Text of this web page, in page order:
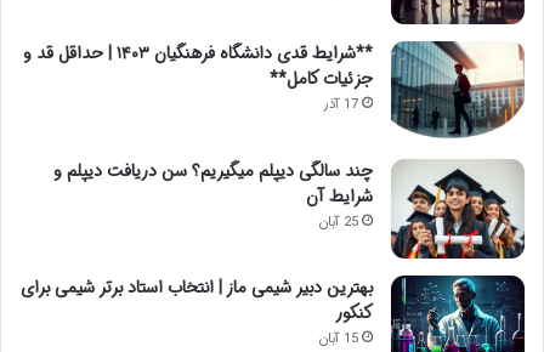
**شرایط قدی دانشگاه فرهنگیان ۱۴۰۳ | حداقل قد و
جزئیات کامل**
17 آذر
چند سالگی دیپلم میگیریم؟ سن دریافت دیپلم و
شرایط آن
25 آبان
بهترین دبیر شیمی ماز | انتخاب استاد برتر شیمی برای
کنکور
15 آبان